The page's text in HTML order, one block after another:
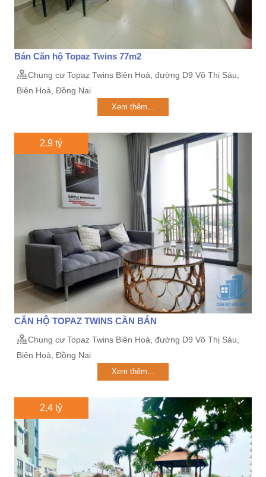
Bán Căn hộ Topaz Twins 77m2
Chung cư Topaz Twins Biên Hoà, đường D9 Võ Thị Sáu,
Biên Hoà, Đồng Nai
Xem thêm...
2.9 tỷ
CĂN HỘ TOPAZ TWINS CẦN BÁN
Chung cư Topaz Twins Biên Hoà, đường D9 Võ Thị Sáu,
Biên Hoà, Đồng Nai
Xem thêm...
2,4 tỷ